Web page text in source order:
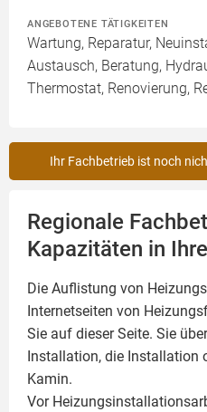
ANGEBOTENE TÄTIGKEITEN
Wartung, Reparatur,
Austausch, Beratung,
Thermostat, Renovierung,
Ihr Fachbetrieb ist noch
Regionale
Kapazitäten in
Die Auflistung von
Internetseiten von
Sie auf dieser Seite. Sie
Installation, die Installation
Kamin.
Vor